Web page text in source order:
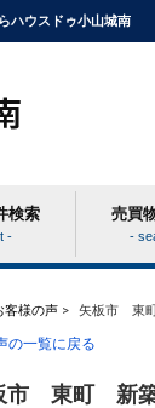
ハウスドゥ小山城南
検索
-
売買
-
客様の声 > 矢板市 東
の一覧に戻る
市 東町 新築